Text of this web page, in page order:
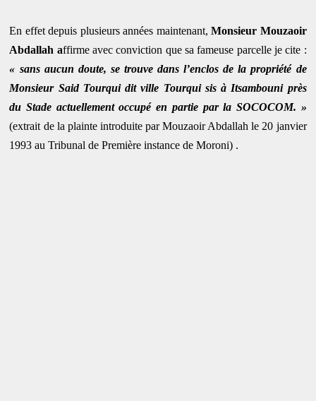
En effet depuis plusieurs années maintenant,Monsieur Mouzaoir
Abdallah affirme avec conviction que sa fameuse parcelle je cite :
« sans aucun doute, se trouve dans l’enclos de la propriété de
Monsieur Said Tourqui dit ville Tourqui sis à Itsambouni près
du Stade actuellement occupé en partie par la SOCOCOM. »
(extrait de la plainte introduite par Mouzaoir Abdallah le 20 janvier
1993 au Tribunal de Première instance de Moroni) .